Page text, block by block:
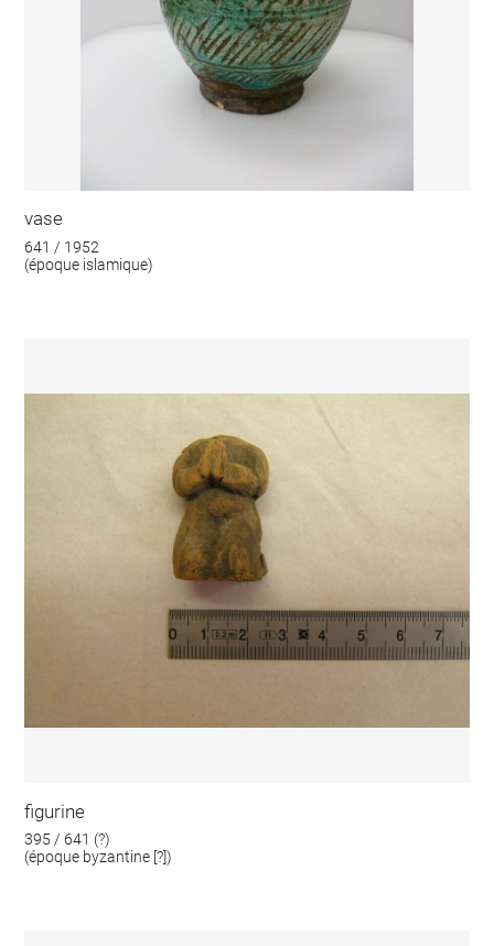
vase
641 / 1952
(époque islamique)
figurine
395 / 641 (?)
(époque byzantine [?])